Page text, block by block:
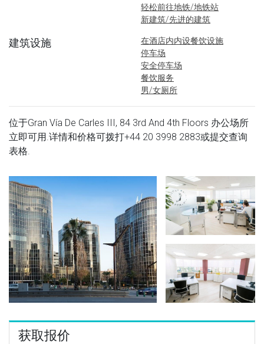
轻松前往地铁/地铁站
新建筑/先进的建筑
建筑设施
在酒店内内设餐饮设施
停车场
安全停车场
餐饮服务
男/女厕所
位于Gran Vía De Carles III, 84 3rd And 4th Floors 办公场所
立即可用.详情和价格可拨打+44 20 3998 2883或提交查询
表格.
获取报价